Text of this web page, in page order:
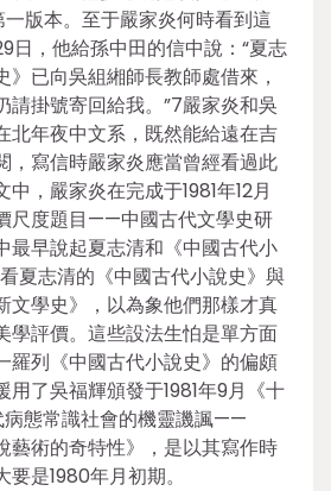
版本。至于嚴家炎何時看到這
日，他給孫中田的信中說：“夏志
》已向吳組緗師長教師處借來，
請掛號寄回給我。”7嚴家炎和吳
北年夜中文系，既然能給遠在吉
，寫信時嚴家炎應當曾經看過此
，嚴家炎在完成于1981年12月
尺度題目——中國古代文學史研
最早說起夏志清和《中國古代小
夏志清的《中國古代小說史》與
文學史》，以為象他們那樣才真
學評價。這些設法生怕是單方面
羅列《中國古代小說史》的偏頗
用了吳福輝頒發于1981年9月《十
病態常識社會的機靈譏諷——
藝術的奇特性》，是以其寫作時
是1980年月初期。